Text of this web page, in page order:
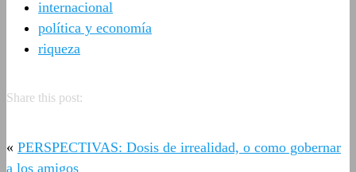
internacional
política y economía
riqueza
Share this post:
« PERSPECTIVAS: Dosis de irrealidad, o como gobernar
a los amigos